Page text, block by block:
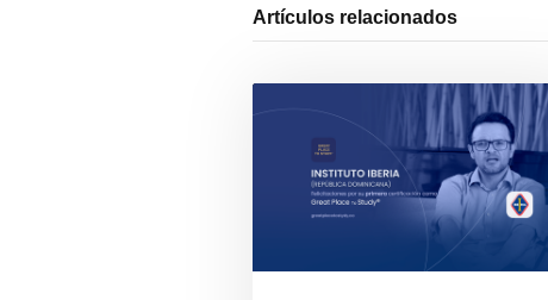
Artículos relacionados